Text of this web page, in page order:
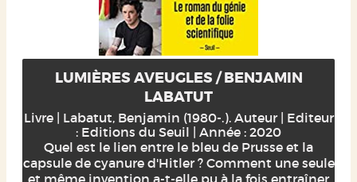
LUMIÈRES AVEUGLES / BENJAMIN
LABATUT
Livre | Labatut, Benjamin (1980-.). Auteur | Editeur
: Editions du Seuil | Année : 2020
Quel est le lien entre le bleu de Prusse et la
capsule de cyanure d'Hitler ? Comment une seule
et même invention a-t-elle pu à la fois entraîner